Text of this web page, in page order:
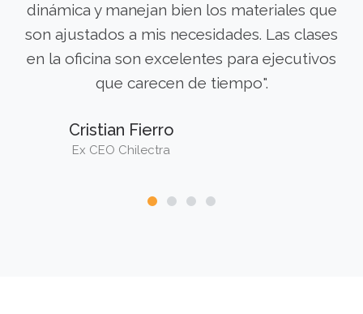
dinámica y manejan bien los materiales que
son ajustados a mis necesidades. Las clases
en la oficina son excelentes para ejecutivos
que carecen de tiempo".
Cristian Fierro
Ex CEO Chilectra